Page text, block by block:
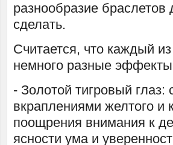
разнообразие
сделать.
Считается, что каждый
немного разные
- Золотой тигровый глаз:
вкраплениями желтого и
поощрения внимания к
ясности ума и